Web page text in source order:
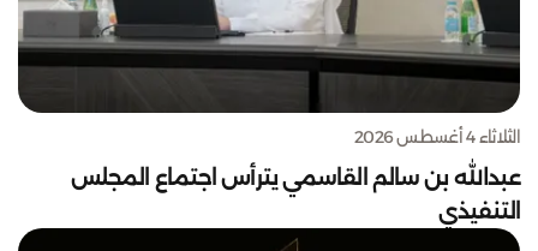
الثلاثاء 4 أغسطس 2026
عبدالله بن سالم القاسمي يترأس اجتماع المجلس
التنفيذي